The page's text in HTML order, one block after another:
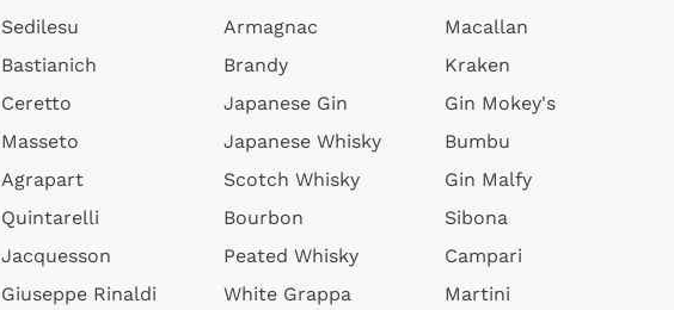
Sedilesu
Bastianich
Ceretto
Masseto
Agrapart
Quintarelli
Jacquesson
Giuseppe Rinaldi
Armagnac
Brandy
Japanese Gin
Japanese Whisky
Scotch Whisky
Bourbon
Peated Whisky
White Grappa
Macallan
Kraken
Gin Mokey's
Bumbu
Gin Malfy
Sibona
Campari
Martini